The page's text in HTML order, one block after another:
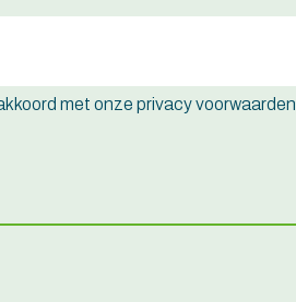
met onze privacy voorwaarden.